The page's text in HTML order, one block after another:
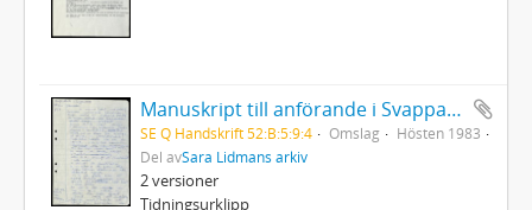
Manuskript till anförande i Svappavaara
SE Q Handskrift 52:B:5:9:4 Omslag
Hösten 1983
Del avSara Lidmans arkiv
2 versioner
Tidningsurklipp